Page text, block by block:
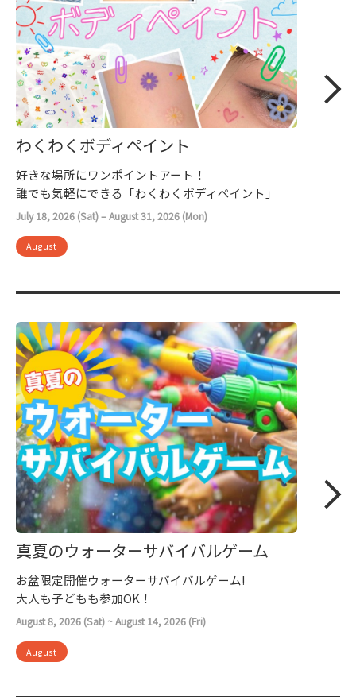
わくわくボディペイント
好きな場所にワンポイントアート！
誰でも気軽にできる「わくわくボディペイント」
July 18, 2026 (Sat) – August 31, 2026 (Mon)
August
真夏のウォーターサバイバルゲーム
お盆限定開催ウォーターサバイバルゲーム!
大人も子どもも参加OK！
August 8, 2026 (Sat) ~ August 14, 2026 (Fri)
August